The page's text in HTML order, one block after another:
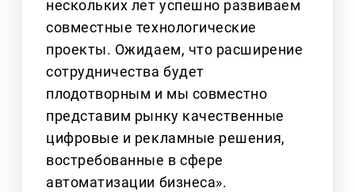
нескольких лет успешно развиваем
совместные технологические
проекты. Ожидаем, что расширение
сотрудничества будет
плодотворным и мы совместно
представим рынку качественные
цифровые и рекламные решения,
востребованные в сфере
автоматизации бизнеса».